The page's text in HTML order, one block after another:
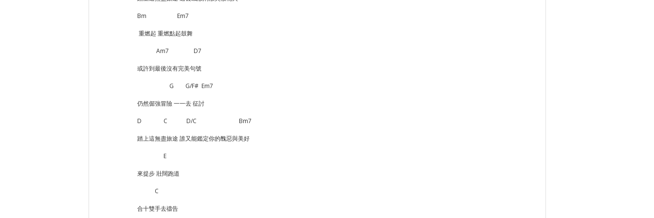
Bm                     Em7
重燃起 重燃點起鼓舞
             Am7                 D7
或許到最後沒有完美句號
                      G        G/F#  Em7
仍然倔強冒險 一一去 征討
D               C             D/C      　　　           Bm7
踏上這無盡旅途 誰又能鑑定你的醜惡與美好
                  E
來提步 壯闊跑道
            C
合十雙手去禱告